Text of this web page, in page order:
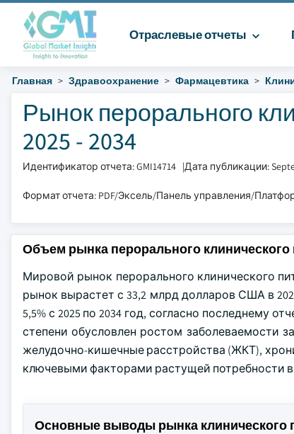
Отраслевые отчеты
Главная Здравоохранение Фармацевтика
Рынок перорального
2025 - 2034
Идентификатор отчета: GMI14714 |Дата публикации:
Формат отчета: PDF/Эксель/Панель управления/
Объем рынка перорального клинического
Мировой рынок перорального клинического
рынок вырастет с 33,2 млрд долларов США в
5,5% с 2025 по 2034 год, согласно последнему
степени обусловлен ростом заболеваемости
желудочно-кишечные расстройства (ЖКТ),
ключевыми факторами растущей потребности
Основные выводы рынка клинического